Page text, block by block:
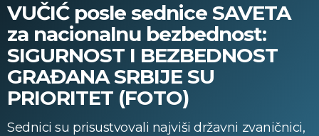
VUČIĆ posle sednice SAVETA
za nacionalnu bezbednost:
SIGURNOST I BEZBEDNOST
GRAĐANA SRBIJE SU
PRIORITET (FOTO)
Sednici su prisustvovali najviši državni zvaničnici,